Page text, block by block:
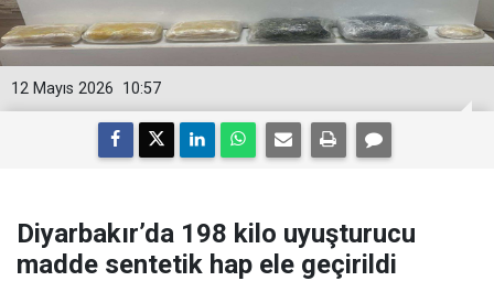
10:57
12 Mayıs 2026
Diyarbakır’da 198 kilo uyuşturucu
madde sentetik hap ele geçirildi